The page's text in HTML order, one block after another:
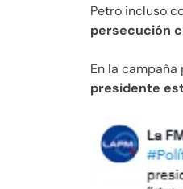
Petro incluso
persecución
En la campaña
presidente